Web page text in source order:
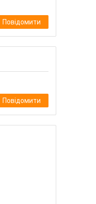
Повідомити
Повідомити